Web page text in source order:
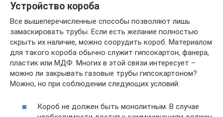
Устройство короба
Все вышеперечисленные способы позволяют лишь
замаскировать трубы. Если есть желание полностью
скрыть их наличие, можно соорудить короб. Материалом
для такого короба обычно служит гипсокартон, фанера,
пластик или МДФ. Многих в этой связи интересует –
можно ли закрывать газовые трубы гипсокартоном?
Можно, но при соблюдении следующих условий:
Короб не должен быть монолитным. В случае